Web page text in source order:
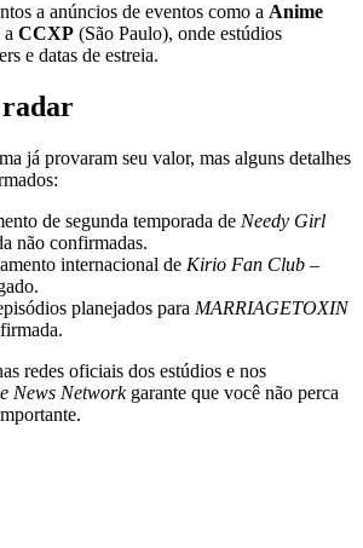
a anúncios de eventos como a Anime
CCXP (São Paulo), onde estúdios
e datas de estreia.
já provaram seu valor, mas alguns detalhes
de segunda temporada de Needy Girl
não confirmadas.
internacional de Kirio Fan Club –
planejados para MARRIAGETOXIN
redes oficiais dos estúdios e nos
News Networkgarante que você não perca